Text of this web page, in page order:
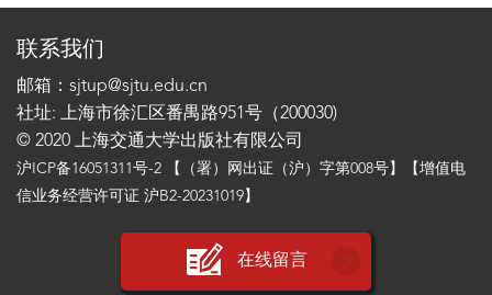
联系我们
邮箱：sjtup@sjtu.edu.cn
社址: 上海市徐汇区番禺路951号（200030)
© 2020 上海交通大学出版社有限公司
沪ICP备16051311号-2 【（署）网出证（沪）字第008号】【增值电
信业务经营许可证 沪B2-20231019】
在线留言